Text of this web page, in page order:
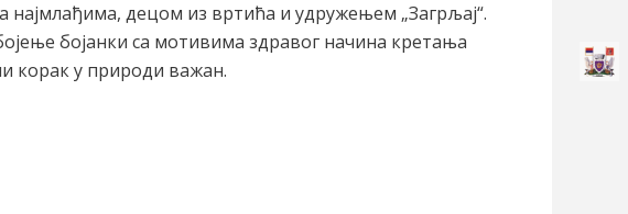
децом из вртића и удружењем „Загрљај“.
бојанки са мотивима здравог начина кретања
корак у природи важан.